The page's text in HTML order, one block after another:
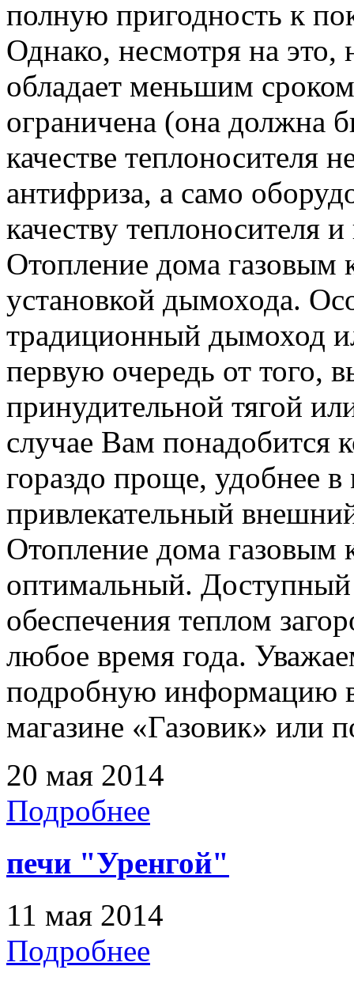
полную пригодность к
Однако, несмотря на это,
обладает меньшим
ограничена (она должна
качестве теплоносителя
антифриза, а само
качеству теплоносителя
Отопление дома газовым
установкой дымохода.
традиционный дымоход
первую очередь от того,
принудительной тягой
случае Вам понадобится
гораздо проще, удобнее
привлекательный
Отопление дома газовым
оптимальный.
обеспечения теплом
любое время года.
подробную информацию
магазине «Газовик» или
20 мая 2014
Подробнее
печи "Уренгой"
11 мая 2014
Подробнее